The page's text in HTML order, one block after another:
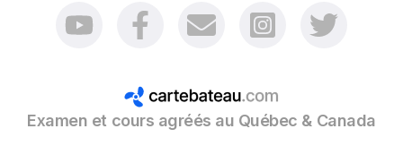
Examen et cours agréés au Québec & Canada